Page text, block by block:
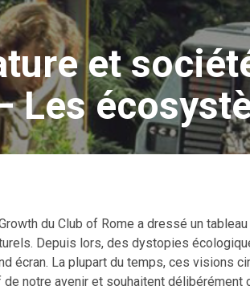
et
Les
du Club of Rome a dressé un tableau
Depuis lors, des dystopies
écran. La plupart du temps, ces visions
notre avenir et souhaitent délibérément